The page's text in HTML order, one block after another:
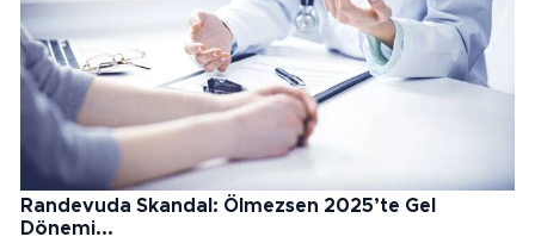
Randevuda Skandal: Ölmezsen 2025’te Gel
Dönemi...